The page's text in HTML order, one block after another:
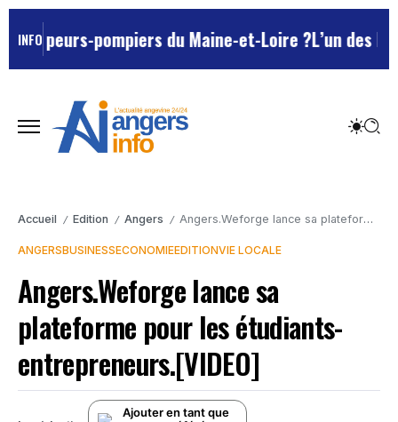
INFO pompiers du Maine-et-Loire ?L’un des
Accueil / Edition / Angers / Angers.Weforge lance sa plateforme pour les étudiants-entrepreneurs.[VIDEO]
ANGERSBUSINESSECONOMIEEDITIONVIE LOCALE
Angers.Weforge lance sa
plateforme pour les étudiants-
entrepreneurs.[VIDEO]
Ajouter en tant que